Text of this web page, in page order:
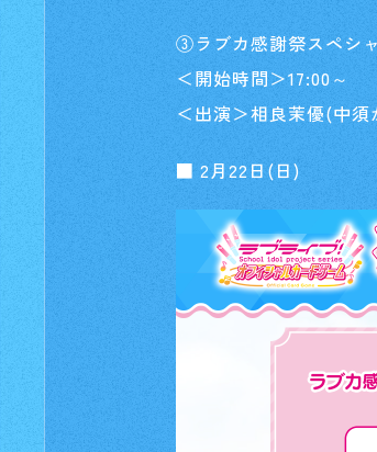
③ラブカ感謝祭スペシ
＜開始時間＞17:00～
＜出演＞相良茉優(中
■ 2月22日(日)